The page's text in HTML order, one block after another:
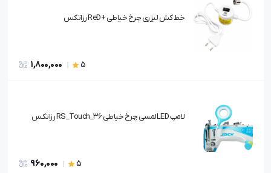
خط کش لیزری چرخ خیاطی +ReD رزاتکس
5
1,800,000
لامپ LEDلمسی چرخ خیاطی RS_Touch_36 رزاتکس
5
960,000